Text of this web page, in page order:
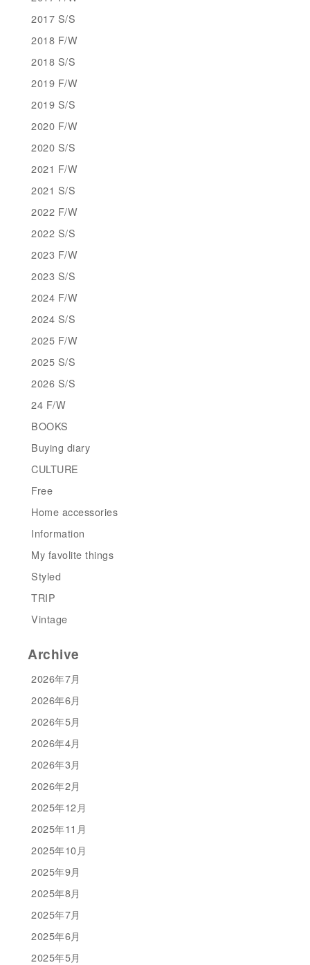
2017 S/S
2018 F/W
2018 S/S
2019 F/W
2019 S/S
2020 F/W
2020 S/S
2021 F/W
2021 S/S
2022 F/W
2022 S/S
2023 F/W
2023 S/S
2024 F/W
2024 S/S
2025 F/W
2025 S/S
2026 S/S
24 F/W
BOOKS
Buying diary
CULTURE
Free
Home accessories
Information
My favolite things
Styled
TRIP
Vintage
Archive
2026年7月
2026年6月
2026年5月
2026年4月
2026年3月
2026年2月
2025年12月
2025年11月
2025年10月
2025年9月
2025年8月
2025年7月
2025年6月
2025年5月